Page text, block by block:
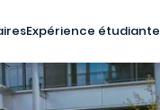
Expérience étudiante